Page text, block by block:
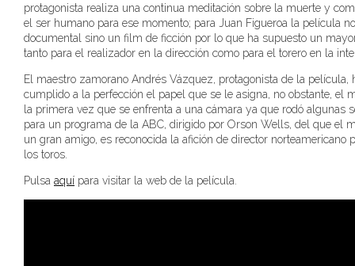
protagonista realiza una continua meditación sobre la muerte y
el ser humano para ese momento; para Juan Figueroa la película
documental sino un film de ficción por lo que ha supuesto un
tanto para el realizador en la dirección como para el torero en la
El maestro zamorano Andrés Vázquez, protagonista de la película,
cumplido a la perfección el papel que se le asigna, no obstante, el
la primera vez que se enfrenta a una cámara ya que rodó algunas
para un programa de la ABC, dirigido por Orson Wells, del que el
un gran amigo, es reconocida la afición de director norteamericano
los toros.
Pulsa aquí para visitar la web de la película.